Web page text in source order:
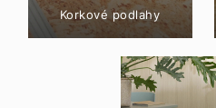
Korkové podlahy